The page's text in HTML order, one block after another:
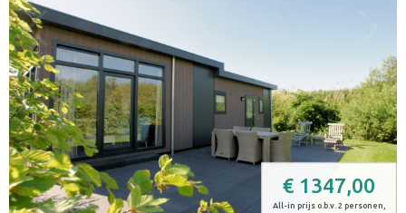
€ 1347,00
All-in prijs o.b.v. 2 personen,